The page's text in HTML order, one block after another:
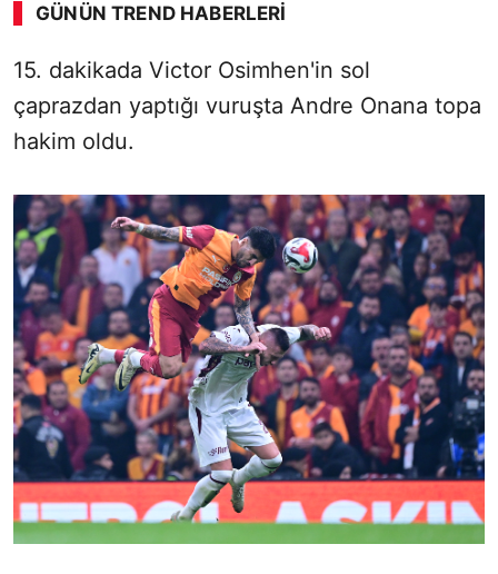
GÜNÜN TREND HABERLERI
15. dakikada Victor Osimhen'in sol
çaprazdan yaptığı vuruşta Andre Onana topa
hakim oldu.